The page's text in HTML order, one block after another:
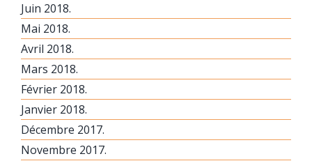
Juin 2018.
Mai 2018.
Avril 2018.
Mars 2018.
Février 2018.
Janvier 2018.
Décembre 2017.
Novembre 2017.